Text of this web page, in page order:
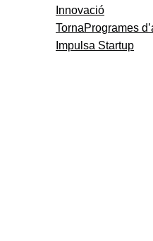
Innovació
TornaProgrames
Impulsa Startup